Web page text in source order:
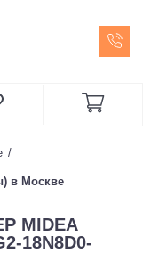
в Москве
MIDEA
18N8D0-